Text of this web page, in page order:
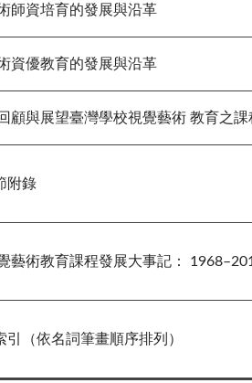
資培育的發展與沿革
優教育的發展與沿革
與展望臺灣學校視覺藝術 教育之課
錄
術教育課程發展大事記：
依名詞筆畫順序排列）